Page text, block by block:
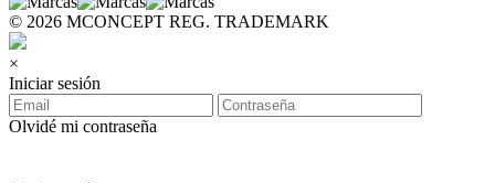
© 2026 MCONCEPT REG. TRADEMARK
×
Iniciar sesión
Olvidé mi contraseña